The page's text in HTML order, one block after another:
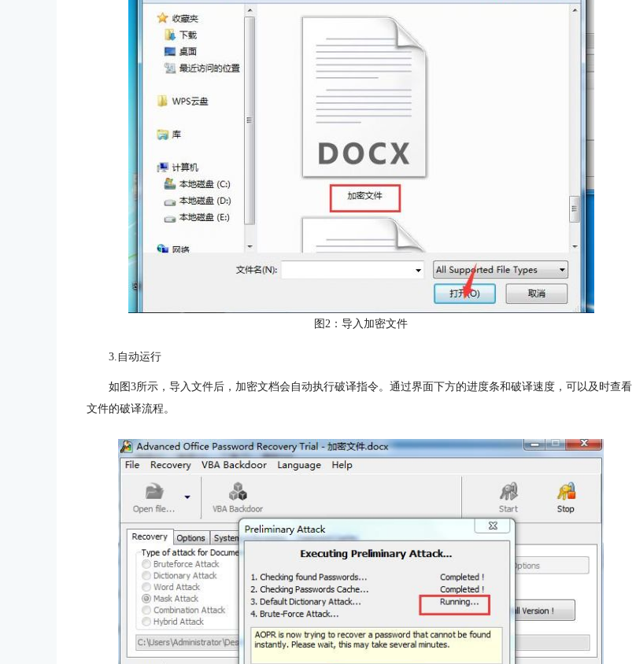
图2：导入加密文件
3.自动运行
如图3所示，导入文件后，加密文档会自动执行破译指令。通过界面下方的进度条和破译速度，可以及时查看
文件的破译流程。